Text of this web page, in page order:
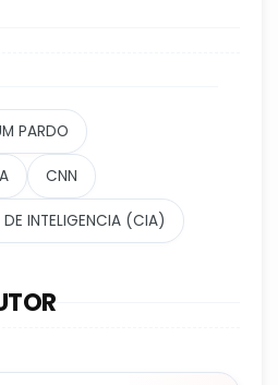
PARDO
CNN
INTELIGENCIA (CIA)